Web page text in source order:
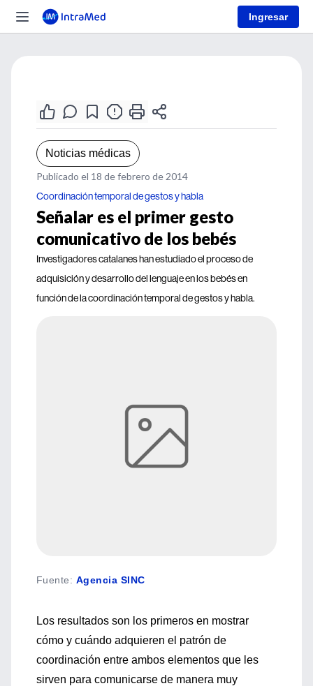
Ingresar
Noticias médicas
Publicado el 18 de febrero de 2014
Coordinación temporal de gestos y habla
Señalar es el primer gesto
comunicativo de los bebés
Investigadores catalanes han estudiado el proceso de
adquisición y desarrollo del lenguaje en los bebés en
función de la coordinación temporal de gestos y habla.
Fuente: Agencia SINC
Los resultados son los primeros en mostrar
cómo y cuándo adquieren el patrón de
coordinación entre ambos elementos que les
sirven para comunicarse de manera muy